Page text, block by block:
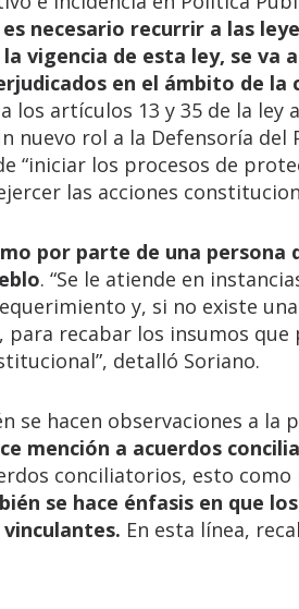
necesario recurrir a las
vigencia de esta ley, se va
en el ámbito de la
los artículos 13 y 35 de la ley
nuevo rol a la Defensoría del
“iniciar los procesos de
las acciones
por parte de una persona
. “Se le atiende en
y, si no existe
recabar los insumos que
detalló Soriano.
se hacen observaciones a la
mención a acuerdos
conciliatorios, esto
se hace énfasis en que
En esta línea,